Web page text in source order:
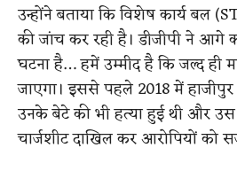
उन्होंने बताया कि विशेष कार्य बल
की जांच कर रही है। डीजीपी ने आगे
घटना है… हमें उम्मीद है कि जल्द ही
जाएगा। इससे पहले 2018 में हाजीपुर
उनके बेटे की भी हत्या हुई थी और
चार्जशीट दाखिल कर आरोपियों को